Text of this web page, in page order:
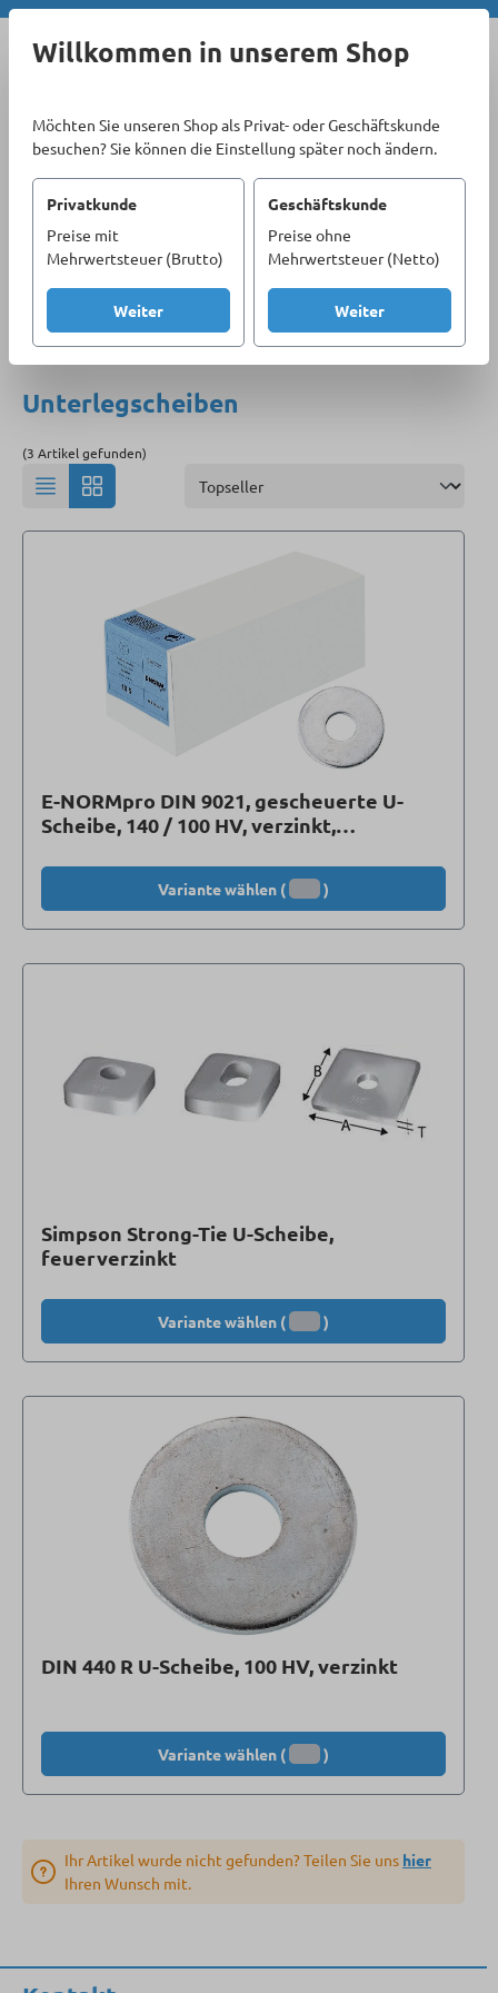
Zum Hauptinhalt springen
Willkommen in unserem Shop
Möchten Sie unseren Shop als Privat- oder Geschäftskunde
besuchen? Sie können die Einstellung später noch ändern.
Privatkunde
Preise mit
Mehrwertsteuer (Brutto)
Weiter
Geschäftskunde
Preise ohne
Mehrwertsteuer (Netto)
Weiter
Sortiment Befestigungstechnik
Scheiben
Unterlegscheiben
Unterlegscheiben
(3 Artikel gefunden)
E-NORMpro DIN 9021, gescheuerte U-
Scheibe, 140 / 100 HV, verzinkt,
Variante wählen ( )
Simpson Strong-Tie U-Scheibe,
feuerverzinkt
Variante wählen ( )
DIN 440 R U-Scheibe, 100 HV, verzinkt
Variante wählen ( )
Ihr Artikel wurde nicht gefunden? Teilen Sie uns hier
Ihren Wunsch mit.